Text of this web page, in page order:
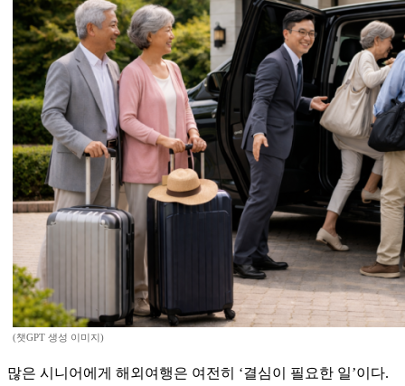
(챗GPT 생성 이미지)
많은 시니어에게 해외여행은 여전히 ‘결심이 필요한 일’이다.